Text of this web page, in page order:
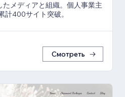
メディアと組織。個人事業主
計400サイト突破。
Смотреть